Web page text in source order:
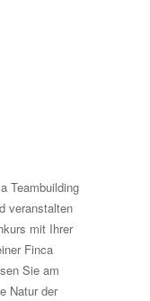
Teambuilding
veranstalten
mit Ihrer
Finca
Sie am
Natur der